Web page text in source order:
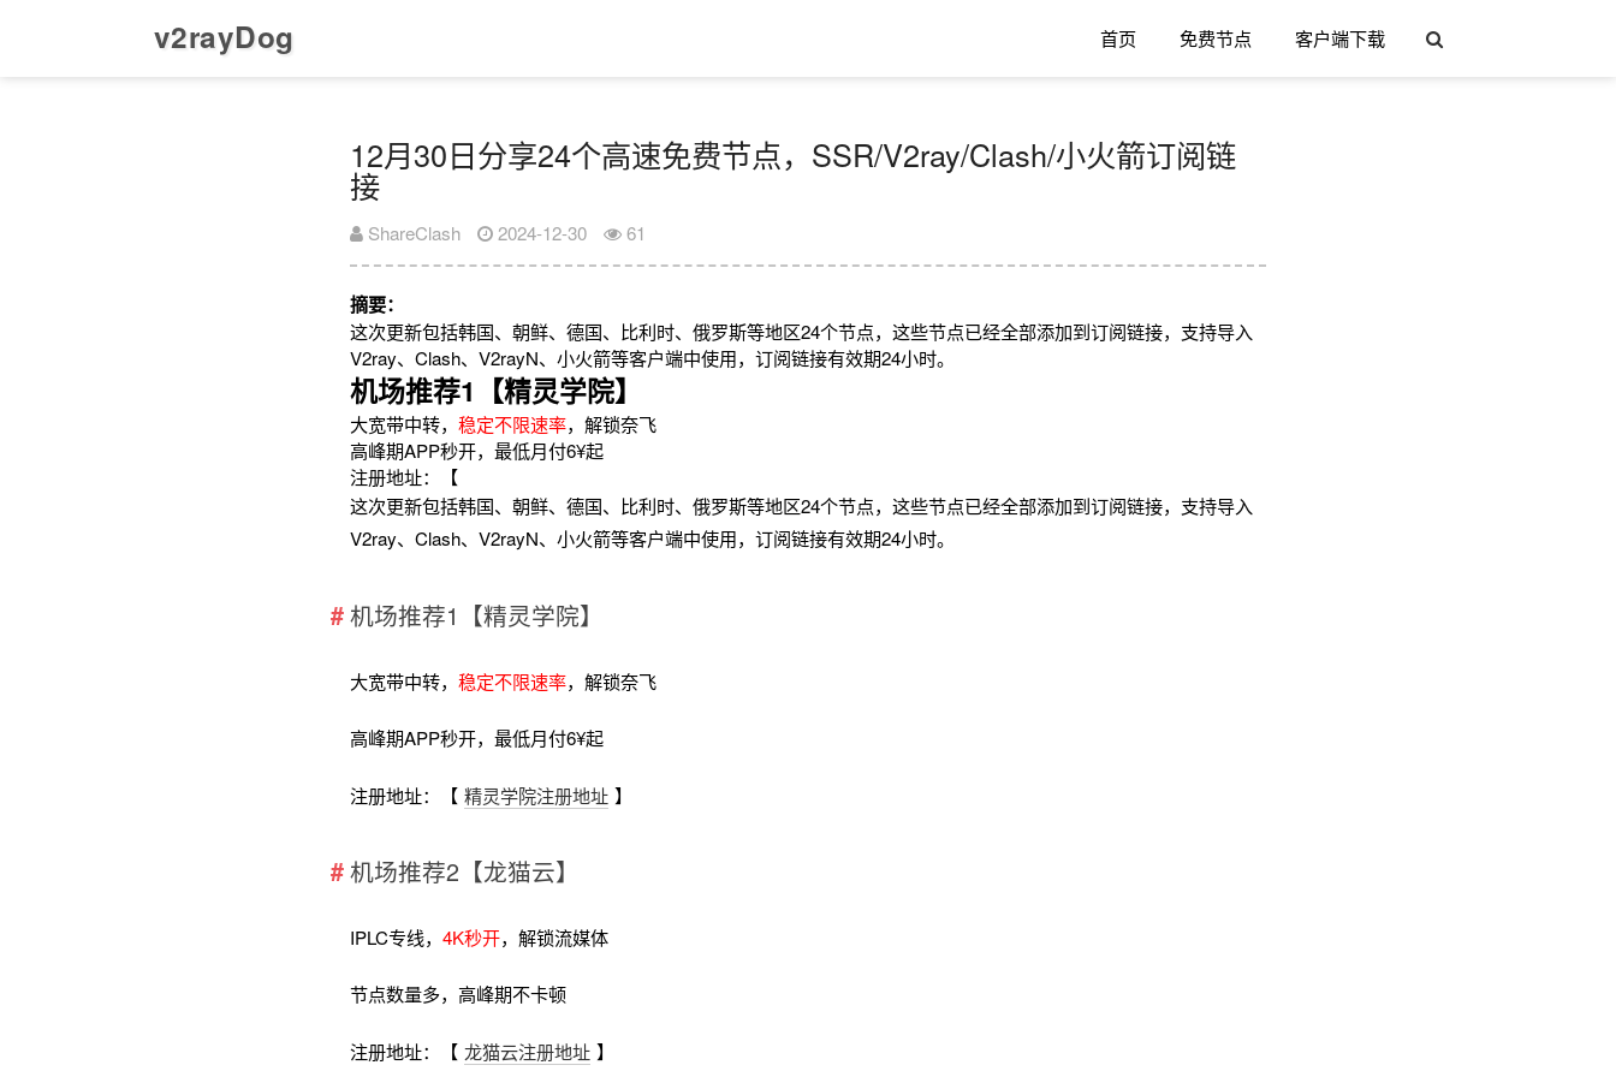
v2rayDog 首页 免费节点 客户端下载
12月30日分享24个高速免费节点，SSR/V2ray/Clash/小火箭订阅链
接
ShareClash 2024-12-30 61
摘要：
这次更新包括韩国、朝鲜、德国、比利时、俄罗斯等地区24个节点，这些节点已经全部添加到订阅链接，支持导入
V2ray、Clash、V2rayN、小火箭等客户端中使用，订阅链接有效期24小时。
机场推荐1【精灵学院】
大宽带中转，稳定不限速率，解锁奈飞
高峰期APP秒开，最低月付6¥起
注册地址：【
这次更新包括韩国、朝鲜、德国、比利时、俄罗斯等地区24个节点，这些节点已经全部添加到订阅链接，支持导入
V2ray、Clash、V2rayN、小火箭等客户端中使用，订阅链接有效期24小时。
机场推荐1【精灵学院】
大宽带中转，稳定不限速率，解锁奈飞
高峰期APP秒开，最低月付6¥起
注册地址：【 精灵学院注册地址 】
机场推荐2【龙猫云】
IPLC专线，4K秒开，解锁流媒体
节点数量多，高峰期不卡顿
注册地址：【 龙猫云注册地址 】